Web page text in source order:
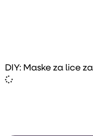
DIY: Maske za lice